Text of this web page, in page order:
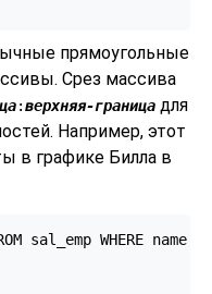
прямоугольные
Срез массива
:верхняя-граница для
Например, этот
в графике Билла в
sal_emp WHERE